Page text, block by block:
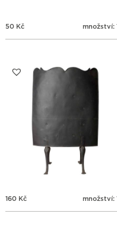
50 Kč množství:
160 Kč množství: